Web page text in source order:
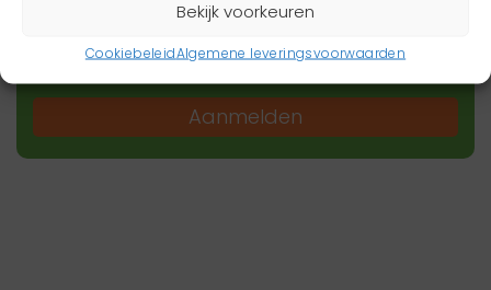
Bekijk voorkeuren
CookiebeleidAlgemene leveringsvoorwaarden
onze nieuwsbrief.
Aanmelden